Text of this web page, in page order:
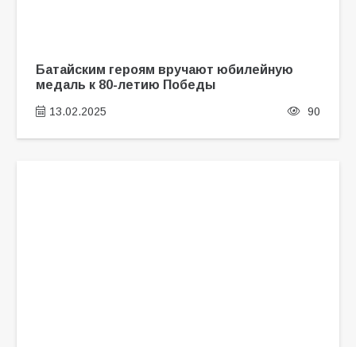
Батайским героям вручают юбилейную
медаль к 80-летию Победы
13.02.2025 90